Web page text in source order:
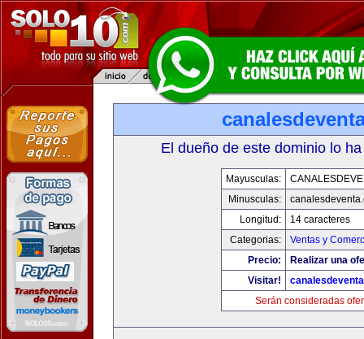
El dueño de este dominio lo
Mayusculas:
Minusculas:
Longitud:
14 caracteres
Categorias:
Ventas y
Precio:
Realizar una
Visitar!
Serán consideradas